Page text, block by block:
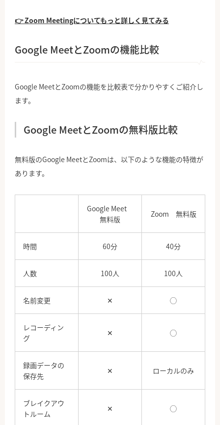
👉 Zoom Meetingについてもっと詳しく見てみる
Google MeetとZoomの機能比較
Google MeetとZoomの機能を比較表で分かりやすくご紹介し
ます。
Google MeetとZoomの無料版比較
無料版のGoogle MeetとZoomは、以下のような機能の特徴が
あります。
Google Meet
無料版
Zoom 無料版
時間 60分 40分
人数 100人 100人
名前変更 ✕ ◯
レコーディン
グ
✕ ◯
録画データの
保存先
✕ ローカルのみ
ブレイクアウ
トルーム
✕ ◯